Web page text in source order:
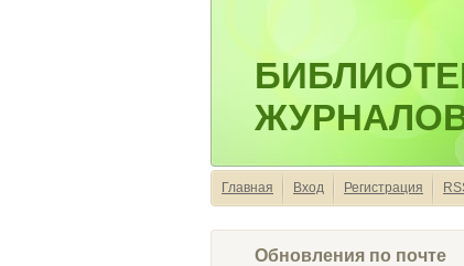
Главная Вход Регистрация
Обновления по почте